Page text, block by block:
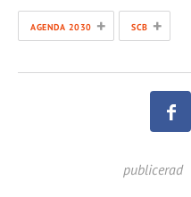
AGENDA 2030 + SCB +
publicerad